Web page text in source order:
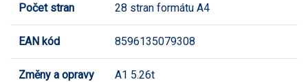
Počet stran 28 stran formátu A4
EAN kód 8596135079308
Změny a opravy A1 5.26t